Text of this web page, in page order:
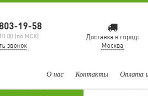
19-58
(по МСК)
звонок
Доставка в город:
Москва
О нас Контакты Оплата